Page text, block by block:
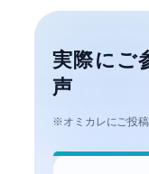
実際にご
声
※オミカレにご投